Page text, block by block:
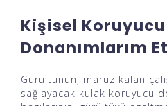
Kişisel Koruyucu
Donanımlarım
Gürültünün, maruz kalan
sağlayacak kulak koruyucu